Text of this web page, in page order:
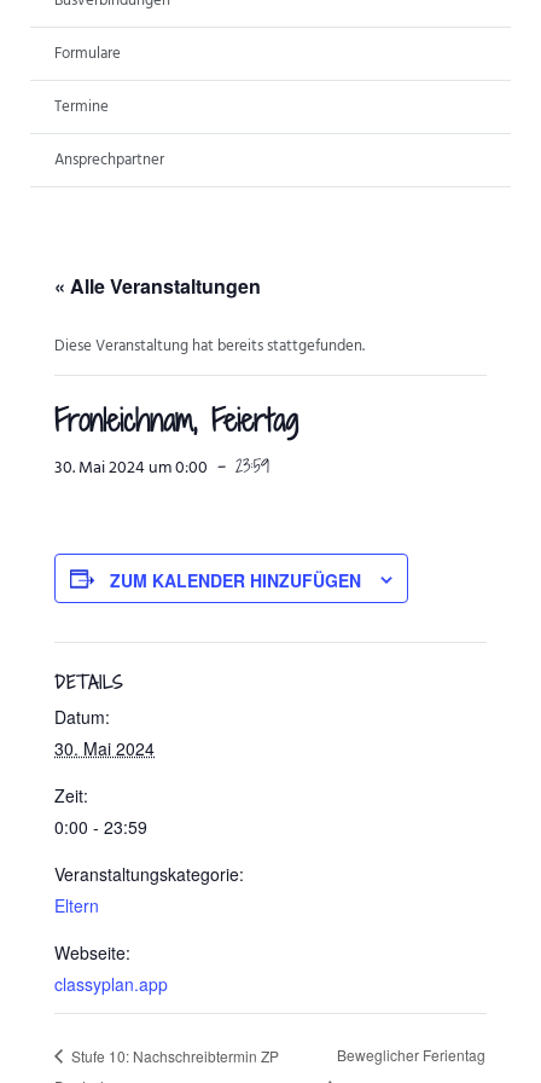
ANSPRECHPARTNER
Formulare
Termine
Ansprechpartner
« Alle Veranstaltungen
Diese Veranstaltung hat bereits stattgefunden.
Fronleichnam, Feiertag
30. Mai 2024 um 0:00 - 23:59
ZUM KALENDER HINZUFÜGEN
DETAILS
Datum:
30. Mai 2024
Zeit:
0:00 - 23:59
Veranstaltungskategorie:
Eltern
Webseite:
classyplan.app
Stufe 10: Nachschreibtermin ZP
Beweglicher Ferientag